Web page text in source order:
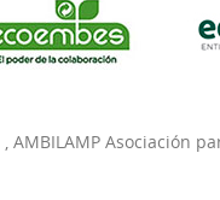
AMBILAMP Asociación